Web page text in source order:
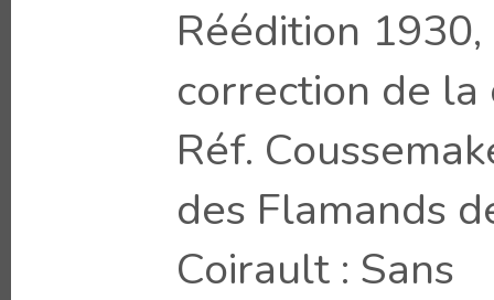
Réédition
correction de la
Réf.
des Flamands
Coirault : Sans